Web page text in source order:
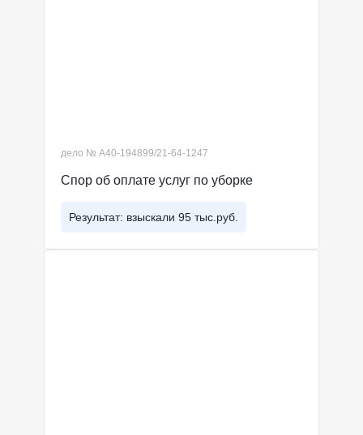
дело № А40-194899/21-64-1247
Спор об оплате услуг по уборке
Результат: взыскали 95 тыс.руб.